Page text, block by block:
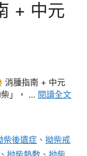
+ 中元
消腫指南 + 中元
柴」， … 閱讀全文
柴後遺症 、拗柴戒